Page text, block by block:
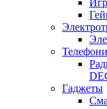
Гаджеты